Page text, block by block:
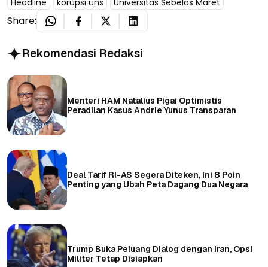
Headline korupsi uns Universitas Sebelas Maret
Share:
Rekomendasi Redaksi
Menteri HAM Natalius Pigai Optimistis
Peradilan Kasus Andrie Yunus Transparan
Deal Tarif RI-AS Segera Diteken, Ini 8 Poin
Penting yang Ubah Peta Dagang Dua Negara
Trump Buka Peluang Dialog dengan Iran, Opsi
Militer Tetap Disiapkan